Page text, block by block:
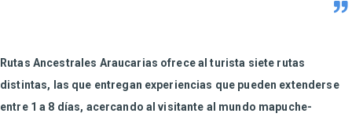
Rutas Ancestrales Araucarias ofrece al turista siete rutas
distintas, las que entregan experiencias que pueden extenderse
entre 1 a 8 días, acercando al visitante al mundo mapuche-